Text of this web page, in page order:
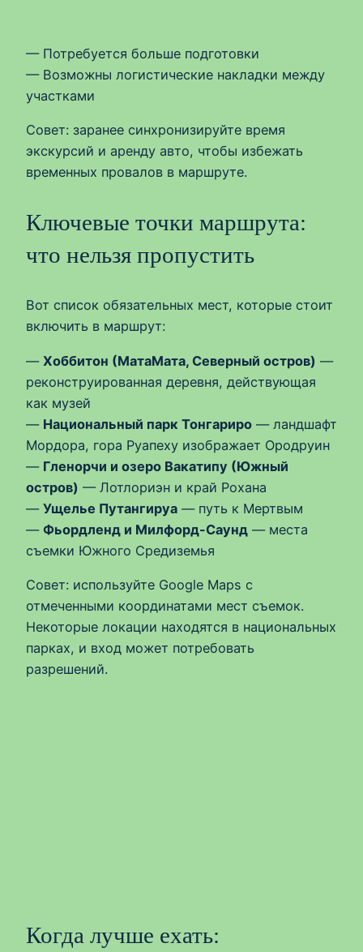
— Потребуется больше подготовки
— Возможны логистические накладки между
участками
Совет: заранее синхронизируйте время
экскурсий и аренду авто, чтобы избежать
временных провалов в маршруте.
Ключевые точки маршрута:
что нельзя пропустить
Вот список обязательных мест, которые стоит
включить в маршрут:
— Хоббитон (МатаМата, Северный остров) —
реконструированная деревня, действующая
как музей
— Национальный парк Тонгариро — ландшафт
Мордора, гора Руапеху изображает Ородруин
— Гленорчи и озеро Вакатипу (Южный
остров) — Лотлориэн и край Рохана
— Ущелье Путангируа — путь к Мертвым
— Фьордленд и Милфорд-Саунд — места
съемки Южного Средиземья
Совет: используйте Google Maps с
отмеченными координатами мест съемок.
Некоторые локации находятся в национальных
парках, и вход может потребовать
разрешений.
Когда лучше ехать: